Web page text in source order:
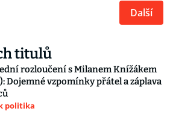
Další
titulů
rozloučení s Milanem Knížákem
Dojemné vzpomínky přátel a záplava
politika